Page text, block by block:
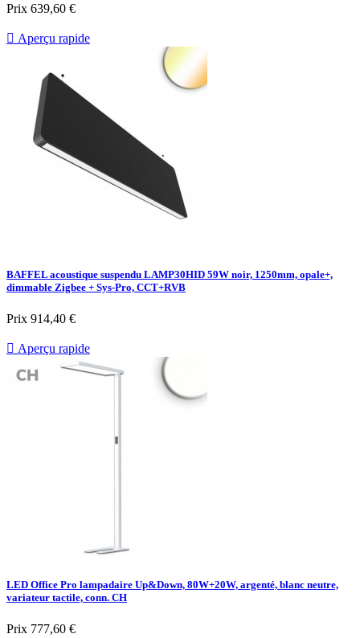
Prix 639,60 €
 Aperçu rapide
BAFFEL acoustique suspendu LAMP30HID 59W noir, 1250mm, opale+,
dimmable Zigbee + Sys-Pro, CCT+RVB
Prix 914,40 €
 Aperçu rapide
LED Office Pro lampadaire Up&Down, 80W+20W, argenté, blanc neutre,
variateur tactile, conn. CH
Prix 777,60 €